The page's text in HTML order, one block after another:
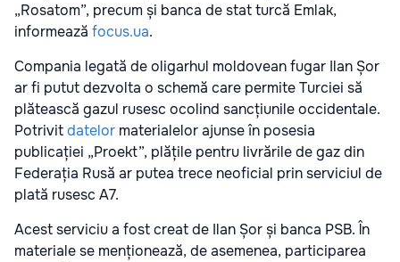
„Rosatom”, precum și banca de stat turcă Emlak,
informează focus.ua.
Compania legată de oligarhul moldovean fugar Ilan Șor
ar fi putut dezvolta o schemă care permite Turciei să
plătească gazul rusesc ocolind sancțiunile occidentale.
Potrivitdatelor materialelor ajunse în posesia
publicației „Proekt”, plățile pentru livrările de gaz din
Federația Rusă ar putea trece neoficial prin serviciul de
plată rusesc A7.
Acest serviciu a fost creat de Ilan Șor și banca PSB. În
materiale se menționează, de asemenea, participarea